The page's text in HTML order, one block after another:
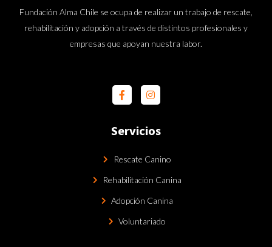
Fundación Alma Chile se ocupa de realizar un trabajo de rescate,
rehabilitación y adopción a través de distintos profesionales y
empresas que apoyan nuestra labor.
Servicios
Rescate Canino
Rehabilitación Canina
Adopción Canina
Voluntariado